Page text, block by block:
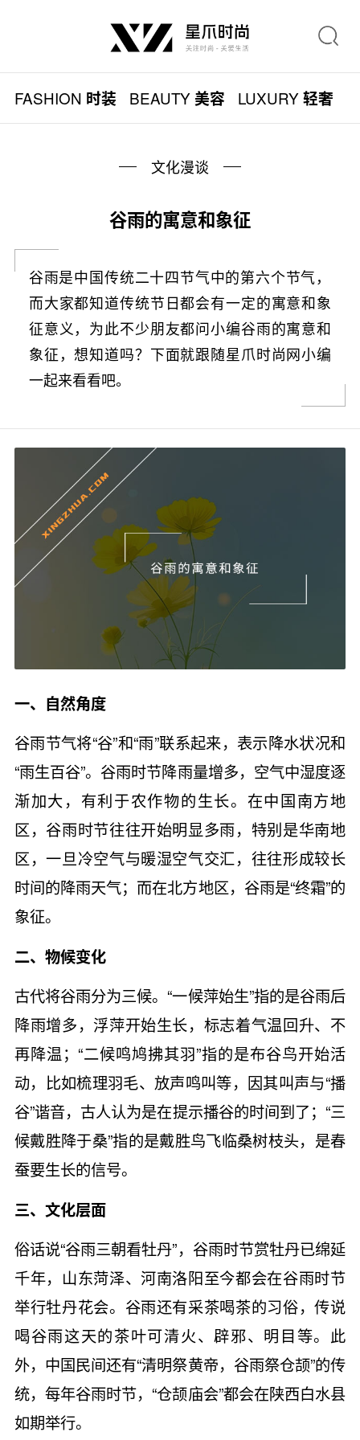
FASHION 时装 BEAUTY美容 LUXURY轻奢
文化漫谈
谷雨的寓意和象征
谷雨是中国传统二十四节气中的第六个节气，
而大家都知道传统节日都会有一定的寓意和象
征意义，为此不少朋友都问小编谷雨的寓意和
象征，想知道吗？下面就跟随星爪时尚网小编
一起来看看吧。
一、自然角度
谷雨节气将“谷”和“雨”联系起来，表示降水状况和
“雨生百谷”。谷雨时节降雨量增多，空气中湿度逐
渐加大，有利于农作物的生长。在中国南方地
区，谷雨时节往往开始明显多雨，特别是华南地
区，一旦冷空气与暖湿空气交汇，往往形成较长
时间的降雨天气；而在北方地区，谷雨是“终霜”的
象征。
二、物候变化
古代将谷雨分为三候。“一候萍始生”指的是谷雨后
降雨增多，浮萍开始生长，标志着气温回升、不
再降温；“二候鸣鸠拂其羽”指的是布谷鸟开始活
动，比如梳理羽毛、放声鸣叫等，因其叫声与“播
谷”谐音，古人认为是在提示播谷的时间到了；“三
候戴胜降于桑”指的是戴胜鸟飞临桑树枝头，是春
蚕要生长的信号。
三、文化层面
俗话说“谷雨三朝看牡丹”，谷雨时节赏牡丹已绵延
千年，山东菏泽、河南洛阳至今都会在谷雨时节
举行牡丹花会。谷雨还有采茶喝茶的习俗，传说
喝谷雨这天的茶叶可清火、辟邪、明目等。此
外，中国民间还有“清明祭黄帝，谷雨祭仓颉”的传
统，每年谷雨时节，“仓颉庙会”都会在陕西白水县
如期举行。